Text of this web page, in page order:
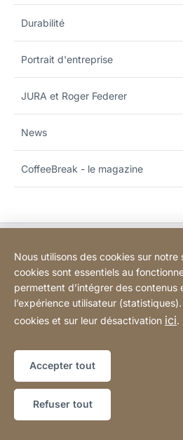
Durabilité
Portrait d'entreprise
JURA et Roger Federer
News
CoffeeBreak - le magazine
BODART-LUX: Customer service
Web
information]
Mentions légales
Nous utilisons des cookies sur notre
cookies sont essentiels au
permettent d’intégrer des contenus
l’expérience utilisateur
cookies et sur leur désactivation ici.
Accepter tout
Refuser tout